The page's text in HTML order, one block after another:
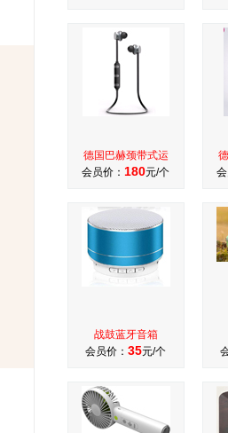
德国巴赫颈带式运
会员价： 180元/个
战鼓蓝牙音箱
会员价： 35元/个